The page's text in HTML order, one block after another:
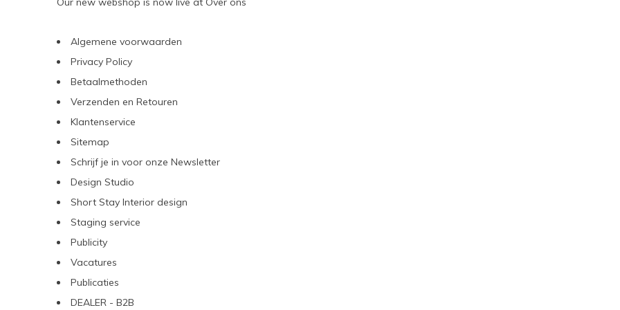
Algemene voorwaarden
Privacy Policy
Betaalmethoden
Verzenden en Retouren
Klantenservice
Sitemap
Schrijf je in voor onze Newsletter
Design Studio
Short Stay Interior design
Staging service
Publicity
Vacatures
Publicaties
DEALER - B2B